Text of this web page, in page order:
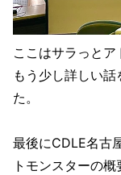
ここはサラっとア
もう少し詳しい
た。
最後にCDLE名古
トモンスターの概